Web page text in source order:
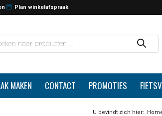
Plan winkelafspraak
MAKEN CONTACT PROMOTIES
U bevindt zich hier: